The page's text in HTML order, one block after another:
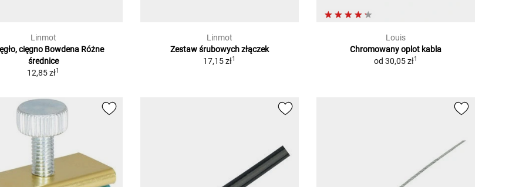
Linmot
cięgno Bowdena Różne
średnice
12,85 zł1
Linmot
Zestaw śrubowych złączek
17,15 zł1
Louis
Chromowany oplot kabla
od 30,05 zł1